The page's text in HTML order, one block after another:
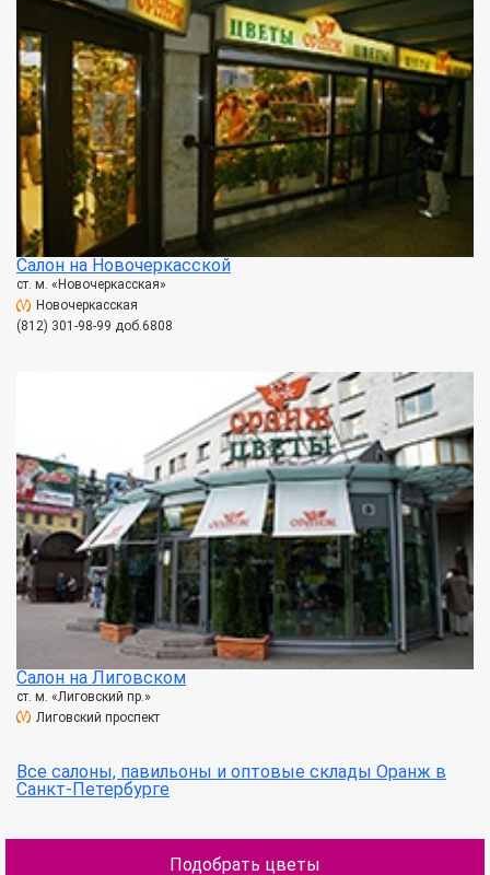
Салон на Новочеркасской
ст. м. «Новочеркасская»
Новочеркасская
(812) 301-98-99 доб.6808
Салон на Лиговском
ст. м. «Лиговский пр.»
Лиговский проспект
Все салоны, павильоны и оптовые склады Оранж в
Санкт-Петербурге
Подобрать цветы